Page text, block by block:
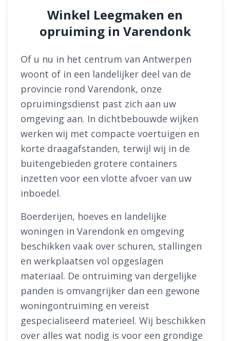
Winkel Leegmaken en
opruiming in Varendonk
Of u nu in het centrum van Antwerpen
woont of in een landelijker deel van de
provincie rond Varendonk, onze
opruimingsdienst past zich aan uw
omgeving aan. In dichtbebouwde wijken
werken wij met compacte voertuigen en
korte draagafstanden, terwijl wij in de
buitengebieden grotere containers
inzetten voor een vlotte afvoer van uw
inboedel.
Boerderijen, hoeves en landelijke
woningen in Varendonk en omgeving
beschikken vaak over schuren, stallingen
en werkplaatsen vol opgeslagen
materiaal. De ontruiming van dergelijke
panden is omvangrijker dan een gewone
woningontruiming en vereist
gespecialiseerd materieel. Wij beschikken
over alles wat nodig is voor een grondige